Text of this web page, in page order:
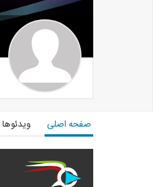
صفحه اصلی ویدئوها